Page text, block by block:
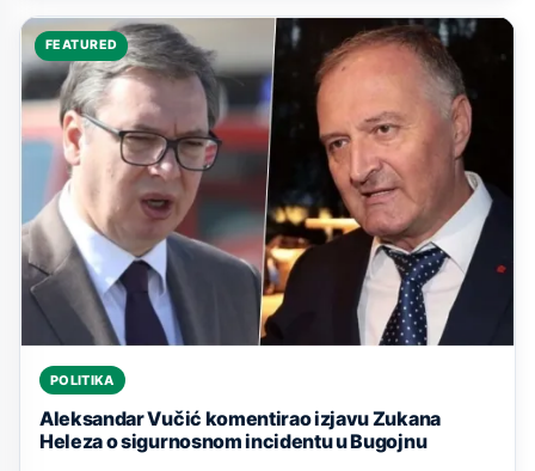
FEATURED
POLITIKA
Aleksandar Vučić komentirao izjavu Zukana
Heleza o sigurnosnom incidentu u Bugojnu